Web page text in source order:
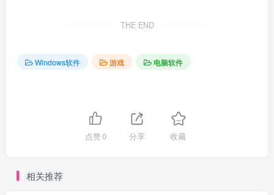
THE END
Windows软件 游戏 电脑软件
点赞0 分享 收藏
相关推荐